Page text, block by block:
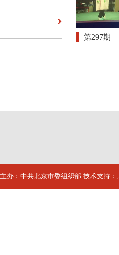
第297期
主办：中共北京市委组织部 技术支持